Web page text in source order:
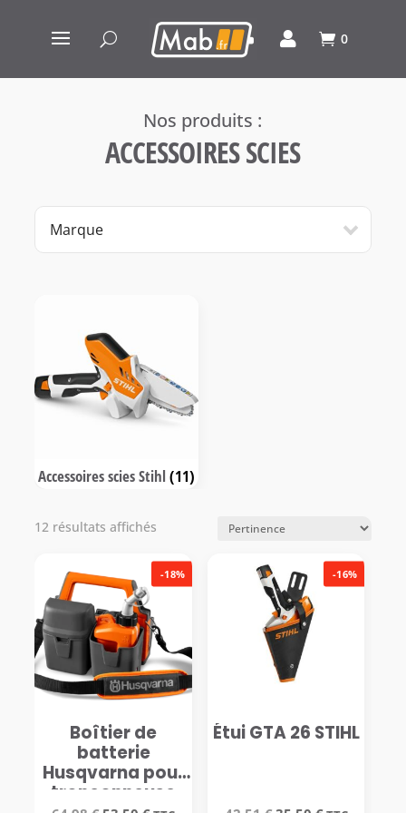
0
ACCESSOIRES SCIES
Marque
Accessoires scies Stihl(11)
12 résultats affichés
-18%
Boîtier de
batterie
Husqvarna pour
tronçonneuse
-16%
Étui GTA 26 STIHL